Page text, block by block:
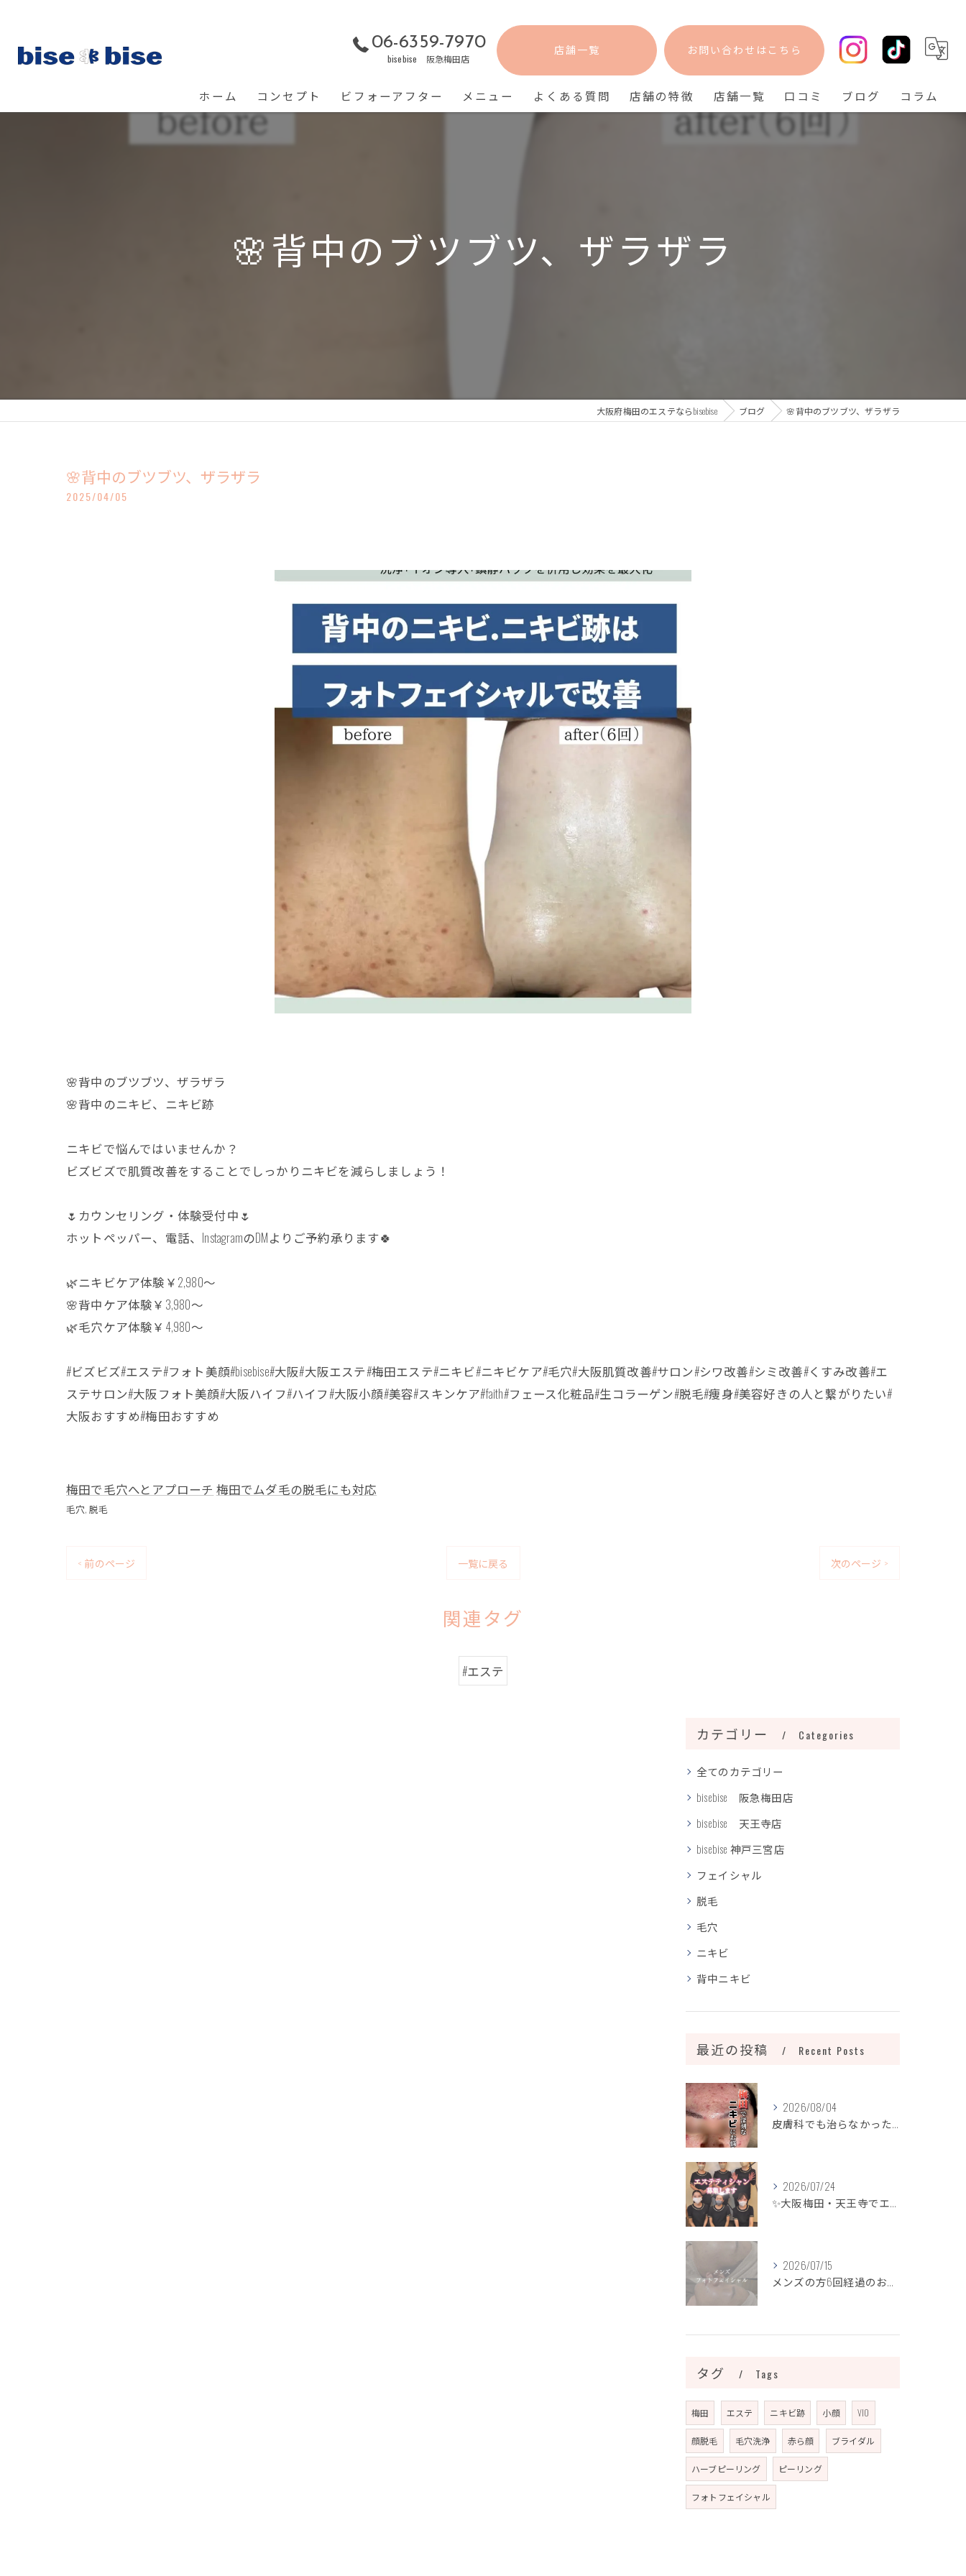
06-6359-7970
bisebise 阪急梅田店
店舗一覧 お問い合わせはこちら
ホーム コンセプト ビフォーアフター メニュー よくある質問 店舗の特徴
ニキビ
店舗一覧 口コミ ブログ コラム
🌸背中のブツブツ、ザラザラ
大阪府梅田のエステならbisebise ブログ 🌸背中のブツブツ、ザラザラ
🌸背中のブツブツ、ザラザラ
2025/04/05
🌸背中のブツブツ、ザラザラ
🌸背中のニキビ、ニキビ跡
ニキビで悩んではいませんか？
ビズビズで肌質改善をすることでしっかりニキビを減らしましょう！
🌷カウンセリング・体験受付中🌷
ホットペッパー、電話、InstagramのDMよりご予約承ります🍀
🌿ニキビケア体験￥2,980〜
🌸背中ケア体験￥3,980〜
🌿毛穴ケア体験￥4,980〜
#ビズビズ#エステ#フォト美顔#bisebise#大阪#大阪エステ#梅田エステ#ニキビ#ニキビケア#毛穴#大阪肌質改善#サロン#シワ改善#シミ改善#くすみ改善#エ
ステサロン#大阪フォト美顔#大阪ハイフ#ハイフ#大阪小顔#美容#スキンケア#faith#フェース化粧品#生コラーゲン#脱毛#痩身#美容好きの人と繋がりたい#
大阪おすすめ#梅田おすすめ
梅田で毛穴へとアプローチ 梅田でムダ毛の脱毛にも対応
毛穴 脱毛
< 前のページ 一覧に戻る 次のページ >
関連タグ
#エステ
カテゴリー Categories
全てのカテゴリー
bisebise 阪急梅田店
bisebise 天王寺店
bisebise 神戸三宮店
フェイシャル
脱毛
毛穴
ニキビ
背中ニキビ
最近の投稿 Recent Posts
2026/08/04
皮膚科でも治らなかったニキビ、諦めるのはまだ早いです！
2026/07/24
✨大阪梅田・天王寺でエステティシャン募集✨
2026/07/15
メンズの方6回経過のお写真になります📷✨
タグ Tags
梅田 エステ ニキビ跡 小顔 VIO
顔脱毛 毛穴洗浄 赤ら顔 ブライダル
ハーブピーリング ピーリング
フォトフェイシャル